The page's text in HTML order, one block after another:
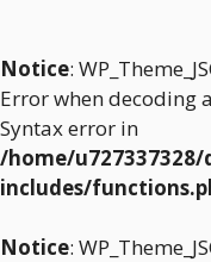
Notice:
Error when decoding
Syntax error in
/home/
includes/
Notice: